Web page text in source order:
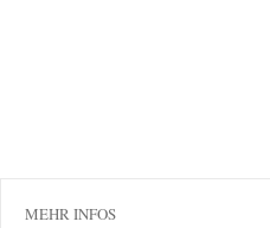
MEHR INFOS